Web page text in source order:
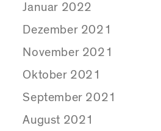
Januar 2022
Dezember 2021
November 2021
Oktober 2021
September 2021
August 2021